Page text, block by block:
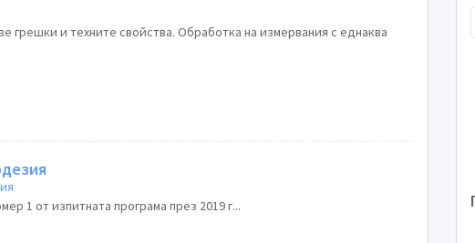
грешки и техните свойства. Обработка на измервания с еднаква
1 от изпитната програма през 2019 г...